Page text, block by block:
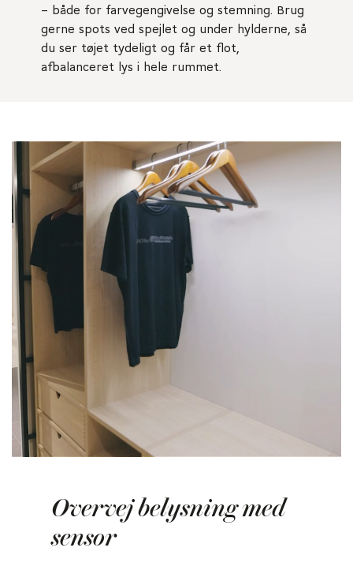
– både for farvegengivelse og stemning. Brug
gerne spots ved spejlet og under hylderne, så
du ser tøjet tydeligt og får et flot,
afbalanceret lys i hele rummet.
Overvej belysning med
sensor